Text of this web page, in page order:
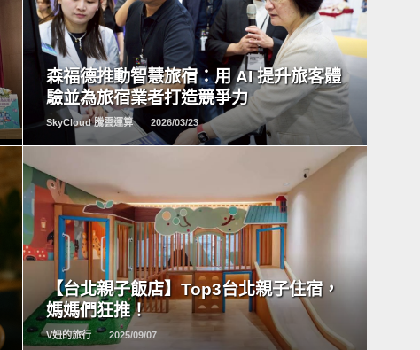
森福德推動智慧旅宿：用 AI 提升旅客體
驗並為旅宿業者打造競爭力
SkyCloud 騰雲運算 2026/03/23
READ
MORE
【台北親子飯店】Top3台北親子住宿，
媽媽們狂推！
V妞的旅行 2025/09/07
READ
MORE